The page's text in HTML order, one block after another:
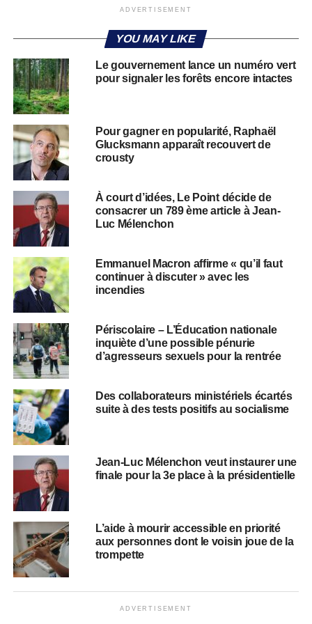
ADVERTISEMENT
YOU MAY LIKE
Le gouvernement lance un numéro vert
pour signaler les forêts encore intactes
Pour gagner en popularité, Raphaël
Glucksmann apparaît recouvert de
crousty
À court d’idées, Le Point décide de
consacrer un 789 ème article à Jean-
Luc Mélenchon
Emmanuel Macron affirme « qu’il faut
continuer à discuter » avec les
incendies
Périscolaire – L’Éducation nationale
inquiète d’une possible pénurie
d’agresseurs sexuels pour la rentrée
Des collaborateurs ministériels écartés
suite à des tests positifs au socialisme
Jean-Luc Mélenchon veut instaurer une
finale pour la 3e place à la présidentielle
L’aide à mourir accessible en priorité
aux personnes dont le voisin joue de la
trompette
ADVERTISEMENT